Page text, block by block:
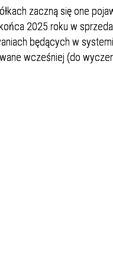
zaczną się one
2025 roku w
będących w
wcześniej (do